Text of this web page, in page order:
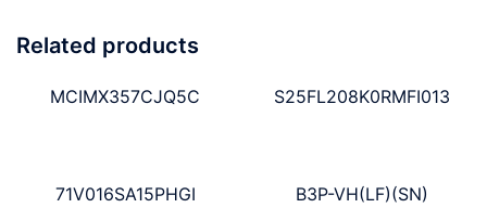
Related products
MCIMX357CJQ5C S25FL208K0RMFI013
71V016SA15PHGI B3P-VH(LF)(SN)